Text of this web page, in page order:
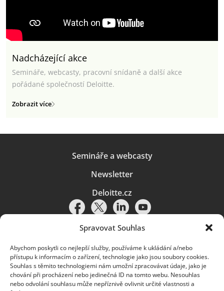
Spravovat Souhlas
Abychom poskytli co nejlepší služby, používáme k ukládání a/nebo
přístupu k informacím o zařízení, technologie jako jsou soubory cookies.
Souhlas s těmito technologiemi nám umožní zpracovávat údaje, jako je
chování při procházení nebo jedinečná ID na tomto webu. Nesouhlas
nebo odvolání souhlasu může nepříznivě ovlivnit určité vlastnosti a
Nadcházející akce
Semináře, webcasty, pracovní snídaně a další akce
pořádané společností Deloitte.
Zobrazit více
Semináře a webcasty
Newsletter
Deloitte.cz
Pravidla používání|Ochrana osobních údajů|Soubory cookies |
Deloitte.cz
© 2026. Více informací najdete vPravidlech používání.